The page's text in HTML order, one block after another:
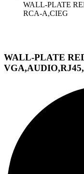
WALL-PLATE
RCA-A,CIEG
WALL-PLATE